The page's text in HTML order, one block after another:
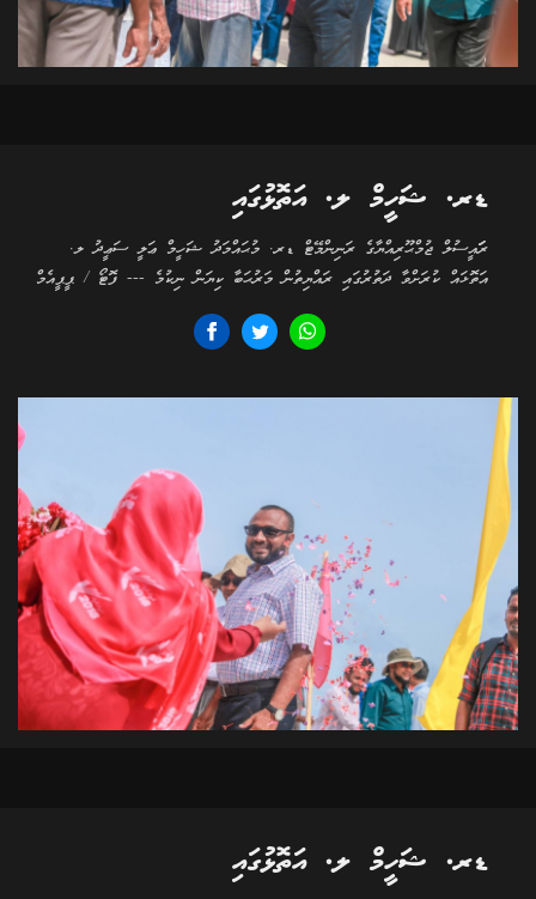
ޑރ. ޝަހީމް ލ. އަތޮޅުގައި
ރަަައީސުލް ޖުމްޙޫރިއްޔާގެ ރަނިންމޭޓް ޑރ. މުޙައްމަދު ޝަހީމް ޢަލީ ސަޢީދު ލ.
އަތޮޅައް ކުރަށްވާ ދަތުރުގައި ރައްޔިތުން މަރުޙަބާ ކިޔަން ނިކުމެ --- ފޮޓޯ / ޕީޕީއެމް
ޑރ. ޝަހީމް ލ. އަތޮޅުގައި